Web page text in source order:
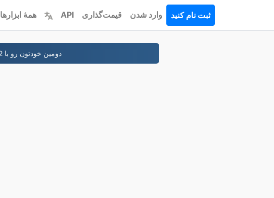
همۀ ابزارها API قیمت‌گذاری وارد شدن ثبت نام کنید
-دومين خودتون رو با 2 دلار در سال بخريد. در عرض چند دقيقه اونلاين